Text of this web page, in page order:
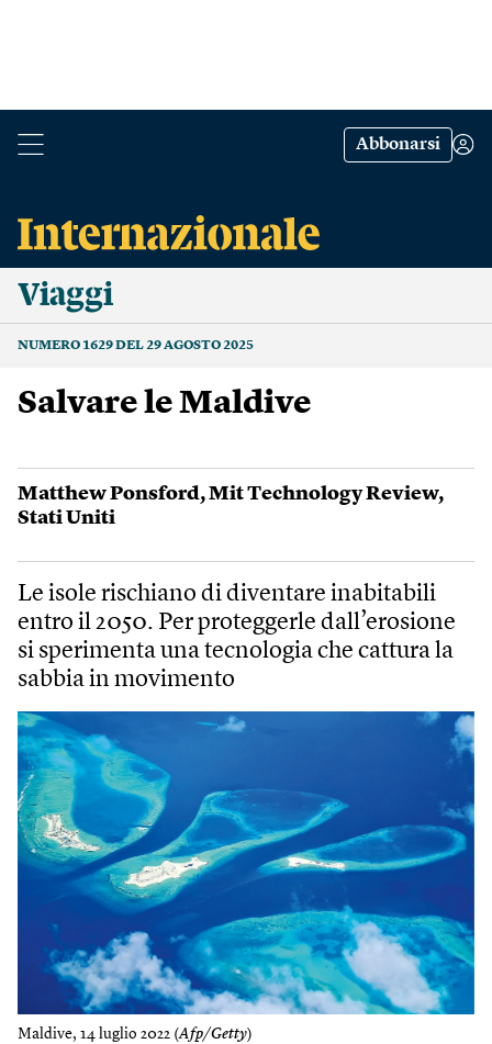
Abbonarsi
Viaggi
NUMERO 1629 DEL 29 AGOSTO 2025
Salvare le Maldive
Matthew Ponsford,Mit Technology Review,
Stati Uniti
Le isole rischiano di diventare inabitabili
entro il 2050. Per proteggerle dall’erosione
si sperimenta una tecnologia che cattura la
sabbia in movimento
Maldive, 14 luglio 2022 (Afp/Getty)